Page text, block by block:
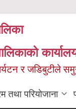
र जडिबुटीले
तथा परियोजाना